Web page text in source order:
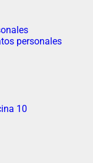
personales
10